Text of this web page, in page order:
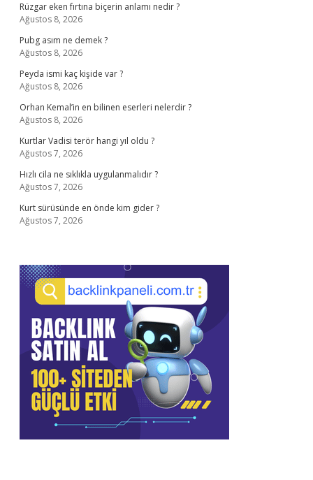
Rüzgar eken fırtına biçerin anlamı nedir ?
Ağustos 8, 2026
Pubg asım ne demek ?
Ağustos 8, 2026
Peyda ismi kaç kişide var ?
Ağustos 8, 2026
Orhan Kemal’in en bilinen eserleri nelerdir ?
Ağustos 8, 2026
Kurtlar Vadisi terör hangi yıl oldu ?
Ağustos 7, 2026
Hızlı cila ne sıklıkla uygulanmalıdır ?
Ağustos 7, 2026
Kurt sürüsünde en önde kim gider ?
Ağustos 7, 2026